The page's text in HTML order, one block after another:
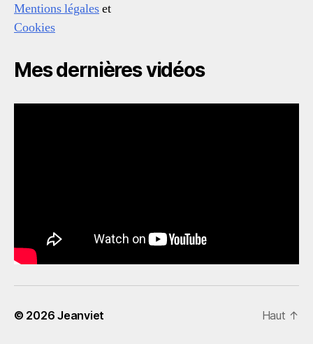
Mentions légaleset
Cookies
Mes dernières vidéos
© 2026Jeanviet Haut ↑